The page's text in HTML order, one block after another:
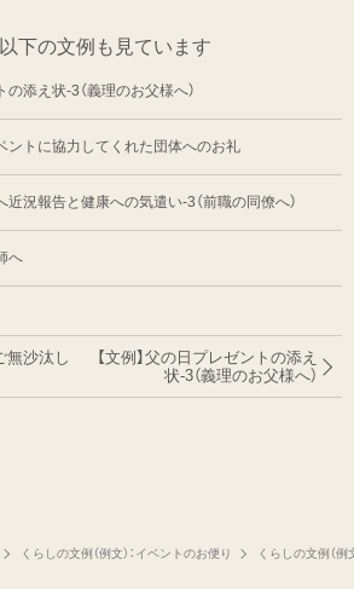
下の文例も見ています
の添え状-3（義理のお父様へ）
ントに協力してくれた団体へのお礼
近況報告と健康への気遣い-3（前職の同僚へ）
へ
無沙汰し
【文例】父の日プレゼントの添え
状-3（義理のお父様へ）
くらしの文例（例文）：イベントのお便り くらしの文例（例